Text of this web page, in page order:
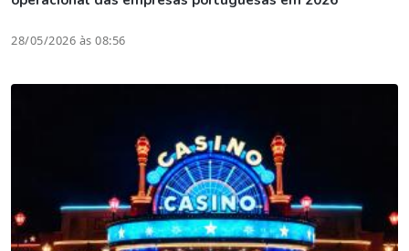
28/05/2026 às 08:56